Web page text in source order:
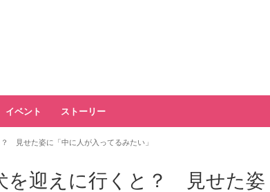
イベント ストーリー
見せた姿に「中に人が入ってるみたい」
を迎えに行くと？ 見せた姿